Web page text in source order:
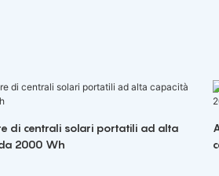
di centrali solari portatili ad alta
2000 Wh